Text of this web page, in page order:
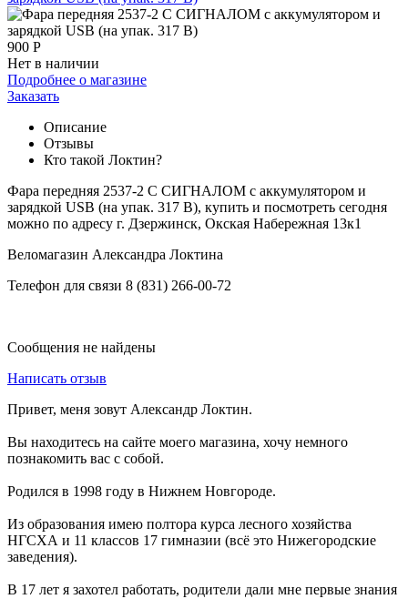
900 Р
Нет в наличии
Подробнее о магазине
Заказать
Описание
Отзывы
Кто такой Локтин?
Фара передняя 2537-2 С СИГНАЛОМ с аккумулятором и
зарядкой USB (на упак. 317 B), купить и посмотреть сегодня
можно по адресу г. Дзержинск, Окская Набережная 13к1
Веломагазин Александра Локтина
Телефон для связи 8 (831) 266-00-72
Сообщения не найдены
Написать отзыв
Привет, меня зовут Александр Локтин.
Вы находитесь на сайте моего магазина, хочу немного
познакомить вас с собой.
Родился в 1998 году в Нижнем Новгороде.
Из образования имею полтора курса лесного хозяйства
НГСХА и 11 классов 17 гимназии (всё это Нижегородские
заведения).
В 17 лет я захотел работать, родители дали мне первые знания